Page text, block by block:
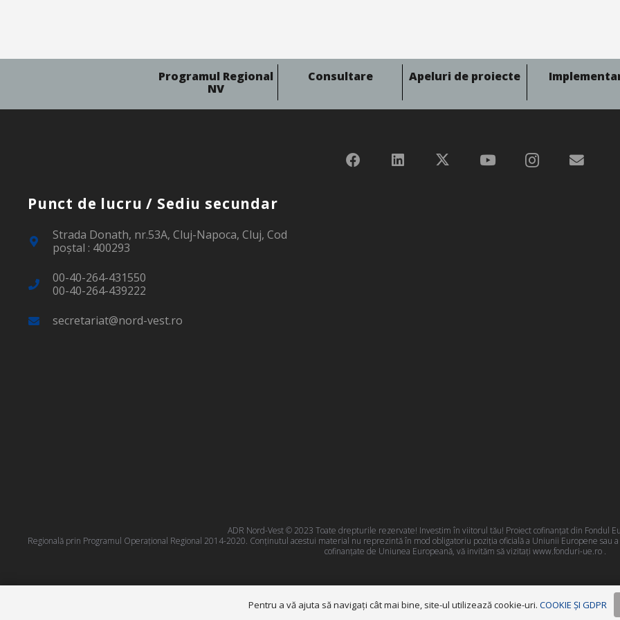
Programul Regional
NV
Consultare Apeluri de proiecte
Punct de lucru / Sediu secundar
Strada Donath, nr.53A, Cluj-Napoca, Cluj, Cod
poştal : 400293
00-40-264-431550
00-40-264-439222
secretariat@nord-vest.ro
ADR Nord-Vest © 2023 Toate drepturile rezervate! Investim în viitorul tău! Proiect cofinanțat din Fondul
Regională prin Programul Operațional Regional 2014-2020. Conţinutul acestui material nu reprezintă în mod obligatoriu poziţia oficială a Uniunii Europene
cofinanțate de Uniunea Europeană, vă invităm să vizitați www.fonduri-ue.ro.
Pentru a vă ajuta să navigaţi cât mai bine, site-ul utilizează cookie-uri.COOKIE ȘI GDPR